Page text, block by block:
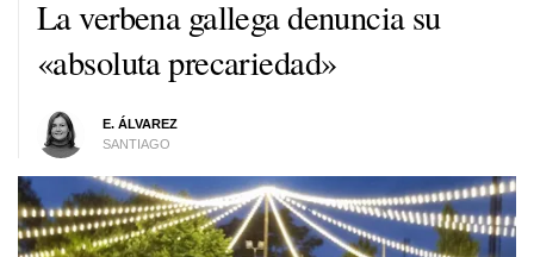
La verbena gallega denuncia su
«absoluta precariedad»
E. ÁLVAREZ
SANTIAGO